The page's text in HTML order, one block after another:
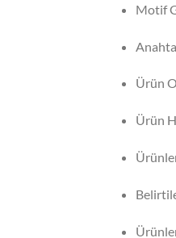
Motif
Ürün
Ürün